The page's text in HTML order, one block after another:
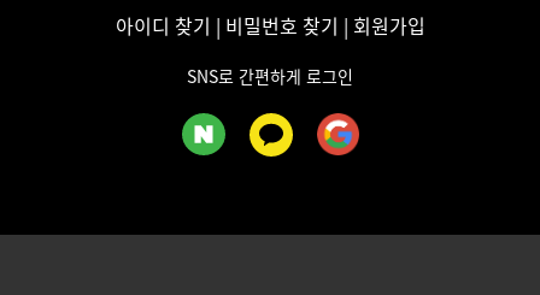
아이디 찾기 | 비밀번호 찾기 | 회원가입
SNS로 간편하게 로그인